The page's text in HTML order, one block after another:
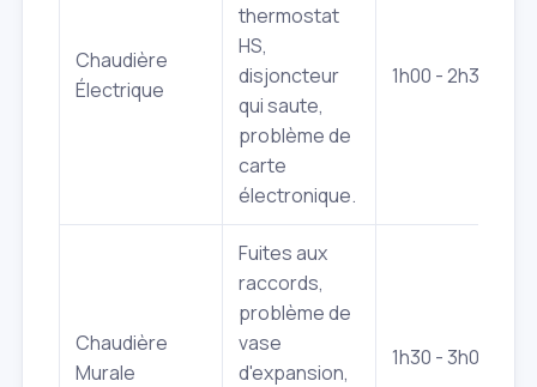
Chaudière
Électrique
thermostat
HS,
disjoncteur
qui saute,
problème de
carte
électronique.
1h00 - 2h30
Chaudière
Murale
Fuites aux
raccords,
problème de
vase
d'expansion,
1h30 - 3h00